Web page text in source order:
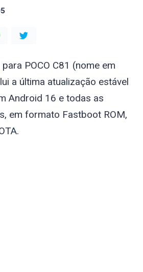
POCO C81 (nome em
a última atualização estável
Android 16 e todas as
em formato Fastboot ROM,